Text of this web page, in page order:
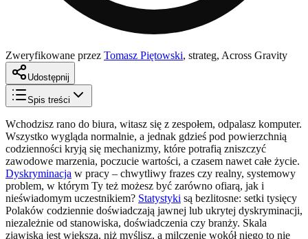
Zweryfikowane przez Tomasz Piętowski, strateg, Across Gravity
Udostępnij
Spis treści
Wchodzisz rano do biura, witasz się z zespołem, odpalasz komputer.
Wszystko wygląda normalnie, a jednak gdzieś pod powierzchnią
codzienności kryją się mechanizmy, które potrafią zniszczyć
zawodowe marzenia, poczucie wartości, a czasem nawet całe życie.
Dyskryminacja w pracy – chwytliwy frazes czy realny, systemowy
problem, w którym Ty też możesz być zarówno ofiarą, jak i
nieświadomym uczestnikiem? Statystyki są bezlitosne: setki tysięcy
Polaków codziennie doświadczają jawnej lub ukrytej dyskryminacji,
niezależnie od stanowiska, doświadczenia czy branży. Skala
zjawiska jest większa, niż myślisz, a milczenie wokół niego to nie